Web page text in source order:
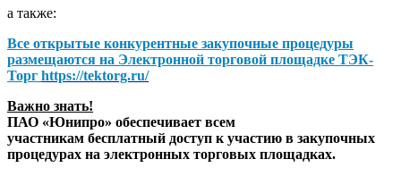
а также:
Все открытые конкурентные закупочные процедуры
размещаются на Электронной торговой площадке ТЭК-
Торг https://tektorg.ru/
Важно знать!
ПАО «Юнипро» обеспечивает всем
участникам бесплатный доступ к участию в закупочных
процедурах на электронных торговых площадках.